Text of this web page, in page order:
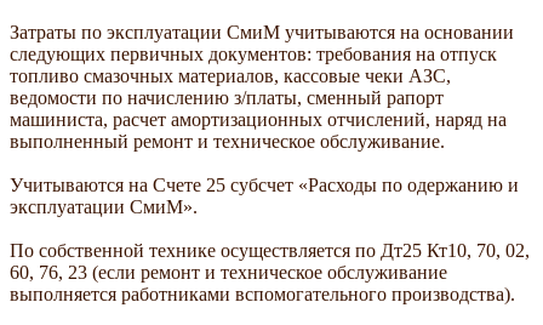
Затраты по эксплуатации СмиМ учитываются на основании
следующих первичных документов: требования на отпуск
топливо смазочных материалов, кассовые чеки АЗС,
ведомости по начислению з/платы, сменный рапорт
машиниста, расчет амортизационных отчислений, наряд на
выполненный ремонт и техническое обслуживание.
Учитываются на Счете 25 субсчет «Расходы по одержанию и
эксплуатации СмиМ».
По собственной технике осуществляется по Дт25 Кт10, 70, 02,
60, 76, 23 (если ремонт и техническое обслуживание
выполняется работниками вспомогательного производства).